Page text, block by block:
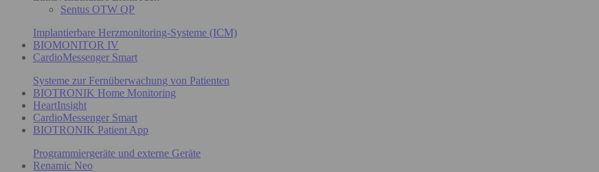
Sentus OTW QP
Implantierbare Herzmonitoring-Systeme (ICM)
BIOMONITOR IV
CardioMessenger Smart
Systeme zur Fernüberwachung von Patienten
BIOTRONIK Home Monitoring
HeartInsight
CardioMessenger Smart
BIOTRONIK Patient App
Programmiergeräte und externe Geräte
Renamic Neo